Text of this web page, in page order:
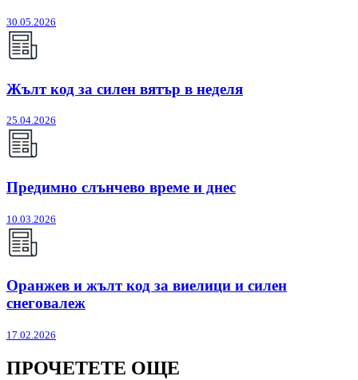
30.05.2026
Жълт код за силен вятър в неделя
25.04.2026
Предимно слънчево време и днес
10.03.2026
Оранжев и жълт код за виелици и силен
снеговалеж
17.02.2026
ПРОЧЕТЕТЕ ОЩЕ